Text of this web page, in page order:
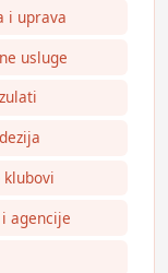
i uprava
usluge
klubovi
agencije